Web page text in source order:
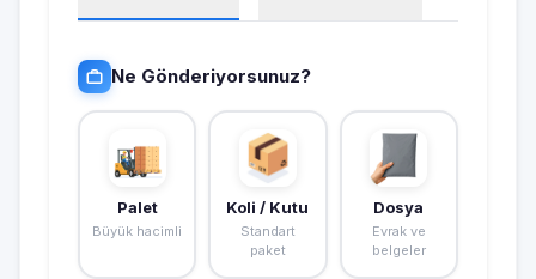
Ne Gönderiyorsunuz?
Palet
Büyük hacimli
Koli / Kutu
Standart
paket
Dosya
Evrak ve
belgeler